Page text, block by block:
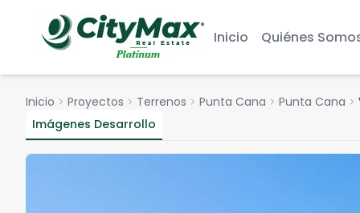
Inicio Quiénes
Inicio chevron_right Proyectos chevron_right Terrenos chevron_right Punta Cana chevron_right Punta Cana chevron_right
Imágenes Desarrollo